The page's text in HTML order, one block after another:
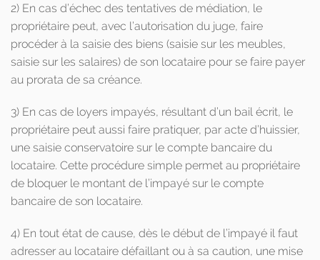
2) En cas d’échec des tentatives de médiation, le
propriétaire peut, avec l’autorisation du juge, faire
procéder à la saisie des biens (saisie sur les meubles,
saisie sur les salaires) de son locataire pour se faire payer
au prorata de sa créance.
3) En cas de loyers impayés, résultant d’un bail écrit, le
propriétaire peut aussi faire pratiquer, par acte d’huissier,
une saisie conservatoire sur le compte bancaire du
locataire. Cette procédure simple permet au propriétaire
de bloquer le montant de l’impayé sur le compte
bancaire de son locataire.
4) En tout état de cause, dès le début de l’impayé il faut
adresser au locataire défaillant ou à sa caution, une mise